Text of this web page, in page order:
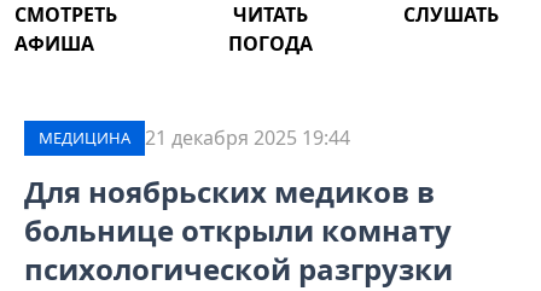
СМОТРЕТЬ ЧИТАТЬ
СЛУШАТЬ
АФИША
ПОГОДА
МЕДИЦИНА 21 декабря 2025 19:44
Для ноябрьских медиков в
больнице открыли комнату
психологической разгрузки